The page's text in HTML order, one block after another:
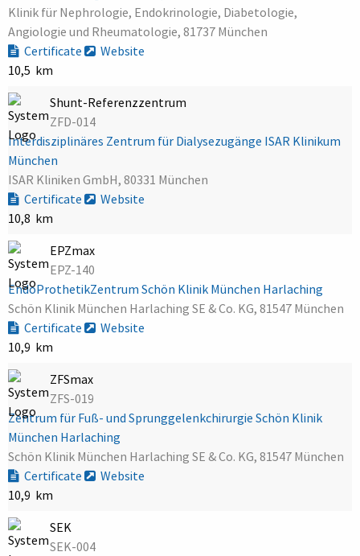
Klinik für Nephrologie, Endokrinologie, Diabetologie,
Angiologie und Rheumatologie, 81737 München
Certificate
Website
10,5 km
Shunt-Referenzzentrum
ZFD-014
Interdisziplinäres Zentrum für Dialysezugänge ISAR Klinikum
München
ISAR Kliniken GmbH, 80331 München
Certificate
Website
10,8 km
EPZmax
EPZ-140
EndoProthetikZentrum Schön Klinik München Harlaching
Schön Klinik München Harlaching SE & Co. KG, 81547 München
Certificate
Website
10,9 km
ZFSmax
ZFS-019
Zentrum für Fuß- und Sprunggelenkchirurgie Schön Klinik
München Harlaching
Schön Klinik München Harlaching SE & Co. KG, 81547 München
Certificate
Website
10,9 km
SEK
SEK-004